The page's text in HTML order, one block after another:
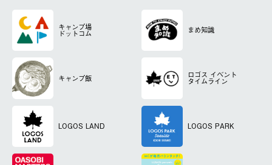
キャンプ場
ドットコム まめ知識
キャンプ飯 ロゴス イベント
タイムライン
LOGOS LAND LOGOS PARK